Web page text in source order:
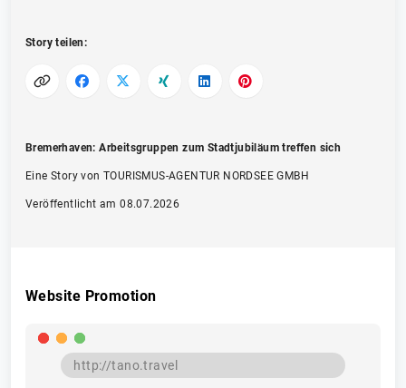
Story teilen:
Bremerhaven: Arbeitsgruppen zum Stadtjubiläum treffen sich
Eine Story von TOURISMUS-AGENTUR NORDSEE GMBH
Veröffentlicht am 08.07.2026
Website Promotion